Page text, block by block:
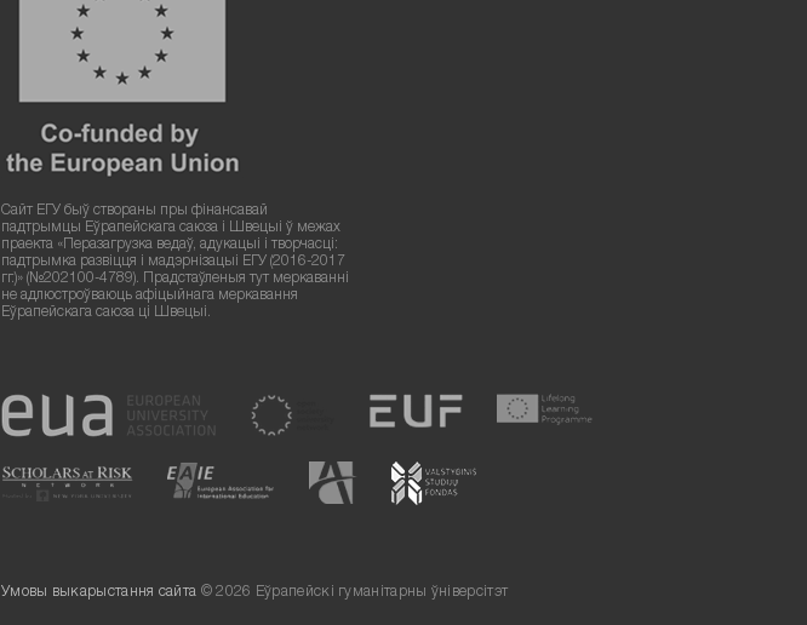
Сайт ЕГУ быў створаны пры фінансавай
падтрымцы Еўрапейскага саюза і Швецыі ў межах
праекта «Перазагрузка ведаў, адукацыі і творчасці:
падтрымка развіцця і мадэрнізацыі ЕГУ (2016-2017
гг.)» (№202100-4789). Прадстаўленыя тут меркаванні
не адлюстроўваюць афіцыйнага меркавання
Еўрапейскага саюза ці Швецыі.
Умовы выкарыстання сайта © 2026 Еўрапейскі гуманітарны ўніверсітэт